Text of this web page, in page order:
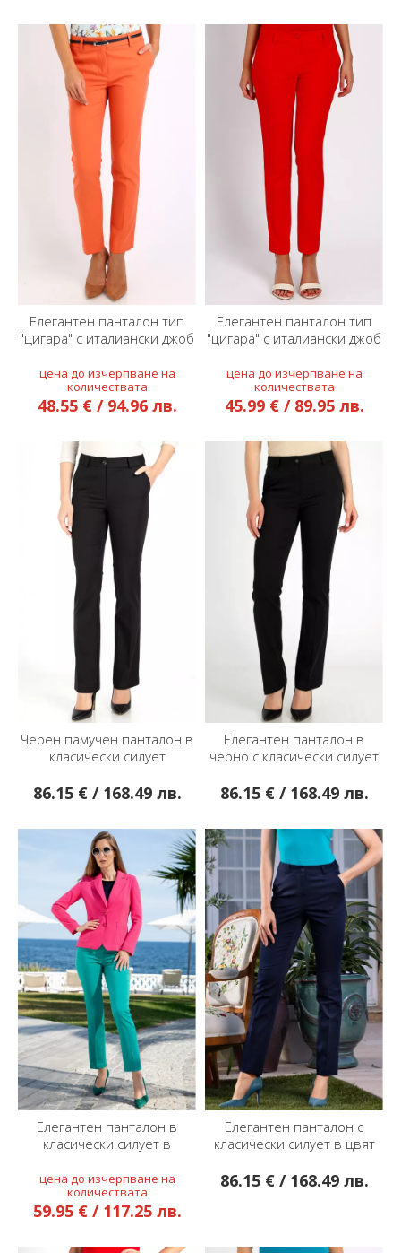
Елегантен панталон тип
"цигара" с италиански джоб
48.55 € / 94.96 лв.
Елегантен панталон тип
"цигара" с италиански джоб
45.99 € / 89.95 лв.
Черен памучен панталон в
класически силует
86.15 € / 168.49 лв.
Елегантен панталон в
черно с класически силует
86.15 € / 168.49 лв.
Елегантен панталон в
класически силует в
59.95 € / 117.25 лв.
Елегантен панталон с
класически силует в цвят
86.15 € / 168.49 лв.